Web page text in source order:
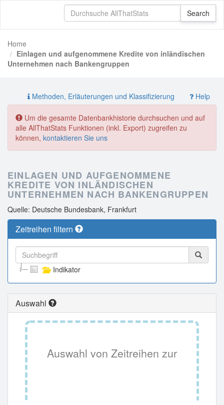
Home
Einlagen und aufgenommene Kredite von inländischen
Unternehmen nach Bankengruppen
Methoden, Erläuterungen und Klassifizierung Help
Um die gesamte Datenbankhistorie durchsuchen und auf
alle AllThatStats Funktionen (inkl. Export) zugreifen zu
können, kontaktieren Sie uns
EINLAGEN UND AUFGENOMMENE
KREDITE VON INLÄNDISCHEN
UNTERNEHMEN NACH BANKENGRUPPEN
Quelle: Deutsche Bundesbank, Frankfurt
Zeitreihen filtern
Indikator
Auswahl
Auswahl von Zeitreihen zur